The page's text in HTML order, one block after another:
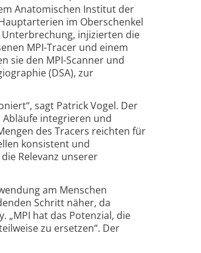
Anatomischen Institut der
im Oberschenkel
injizierten die
MPI-Tracer und einem
sie den MPI-Scanner und
(DSA), zur
sagt Patrick Vogel. Der
integrieren und
des Tracers reichten für
konsistent und
Relevanz unserer
am Menschen
Schritt näher, da
„MPI hat das Potenzial, die
zu ersetzen“. Der